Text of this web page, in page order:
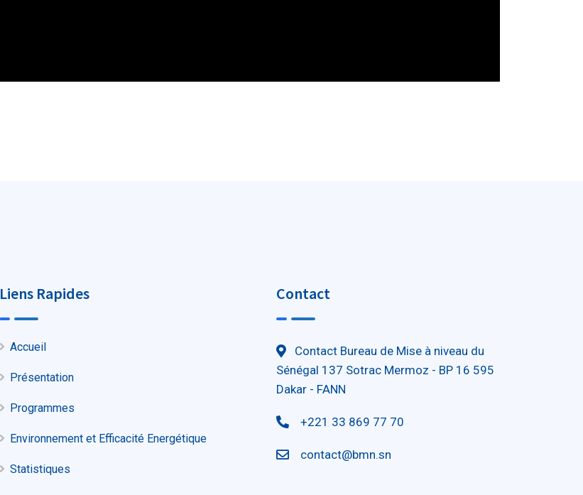
Liens Rapides
Accueil
Présentation
Programmes
Environnement et Efficacité Energétique
Statistiques
Contact
Contact Bureau de Mise à niveau du
Sénégal 137 Sotrac Mermoz - BP 16 595
Dakar - FANN
+221 33 869 77 70
contact@bmn.sn